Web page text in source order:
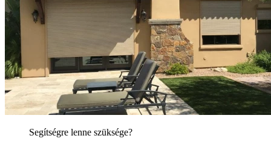
Segítségre lenne szüksége?